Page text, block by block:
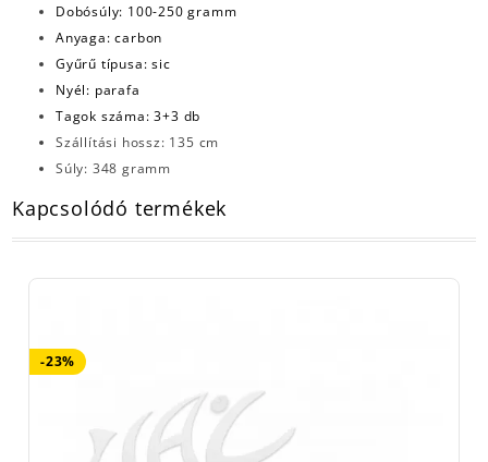
Dobósúly: 100-250 gramm
Anyaga: carbon
Gyűrű típusa: sic
Nyél: parafa
Tagok száma: 3+3 db
Szállítási hossz: 135 cm
Súly: 348 gramm
Kapcsolódó termékek
-23%